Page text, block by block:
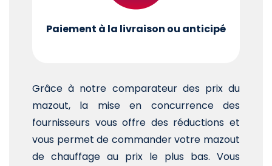
Paiement à la livraison ou anticipé
Grâce à notre comparateur des prix du
mazout, la mise en concurrence des
fournisseurs vous offre des réductions et
vous permet de commander votre mazout
de chauffage au prix le plus bas. Vous